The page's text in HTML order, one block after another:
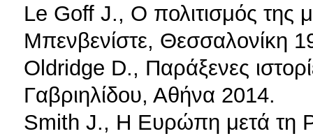
Le Goff J., Ο πολιτισμός της
Μπενβενίστε, Θεσσαλονίκη
Oldridge D., Παράξενες
Γαβριηλίδου, Αθήνα 2014.
Smith J., Η Ευρώπη μετά τη